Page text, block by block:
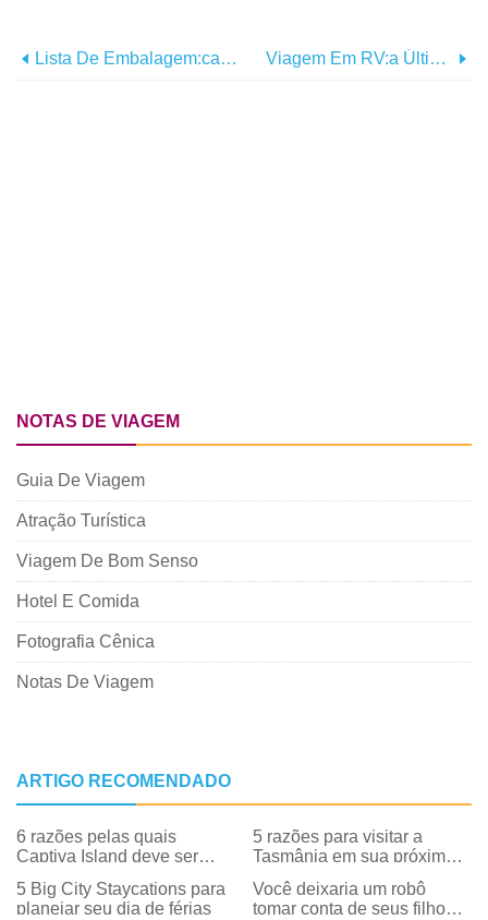
Lista De Embalagem:camping Viagem Em RV:a Última Etapa
NOTAS DE VIAGEM
Guia De Viagem
Atração Turística
Viagem De Bom Senso
Hotel E Comida
Fotografia Cênica
Notas De Viagem
ARTIGO RECOMENDADO
6 razões pelas quais
Captiva Island deve ser
5 razões para visitar a
Tasmânia em sua próxima
5 Big City Staycations para
planejar seu dia de férias
Você deixaria um robô
tomar conta de seus filhos